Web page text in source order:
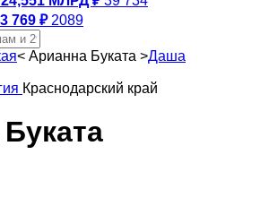
769 ₽ 2089
< Арианна Буката >Даша
Краснодарский край